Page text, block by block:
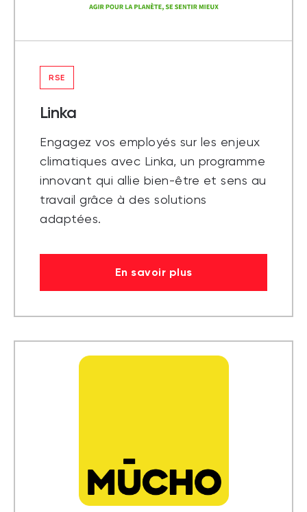
RSE
Linka
Engagez vos employés sur les enjeux
climatiques avec Linka, un programme
innovant qui allie bien-être et sens au
travail grâce à des solutions
adaptées.
En savoir plus